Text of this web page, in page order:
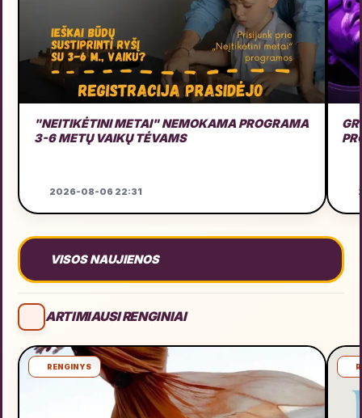
"NEITIKĖTINI METAI" NEMOKAMA PROGRAMA
3-6 METŲ VAIKŲ TĖVAMS
2026-08-06 22:31
VISOS NAUJIENOS
ARTIMIAUSI RENGINIAI
RENGINYS